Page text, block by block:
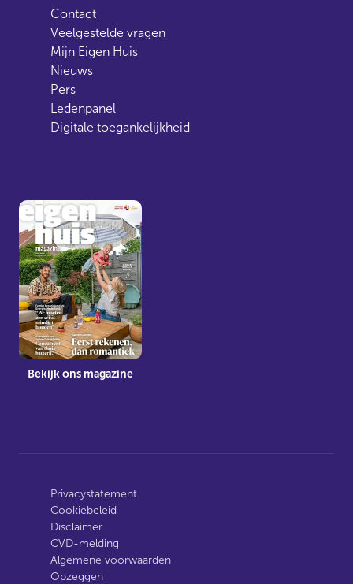
Contact
Veelgestelde vragen
Mijn Eigen Huis
Nieuws
Pers
Ledenpanel
Digitale toegankelijkheid
Bekijk ons magazine
Privacystatement
Cookiebeleid
Disclaimer
CVD-melding
Algemene voorwaarden
Opzeggen